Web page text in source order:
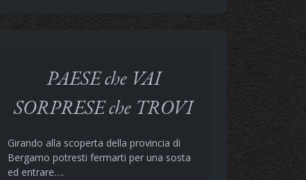
PAESE che VAI
SORPRESE che TROVI
Girando alla scoperta della provincia di
Bergamo potresti fermarti per una sosta
ed entrare….